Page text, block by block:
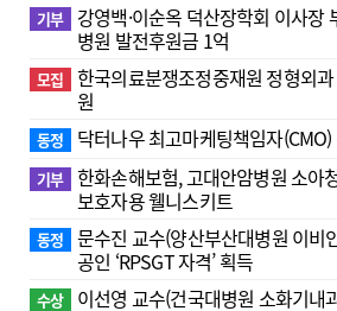
기부
강영백·이순옥 덕산장학회 이사장
병원 발전후원금 1억
모집
한국의료분쟁조정중재원 정형외
원
동정 닥터나우 최고마케팅책임자
기부 한화손해보험, 고대안암병원 소아
보호자용 웰니스키트
동정
문수진 교수( 양산부산대병원 이비
공인 ‘RPSGT 자격’ 획득
수상
이선영 교수(건국대병원 소화기내